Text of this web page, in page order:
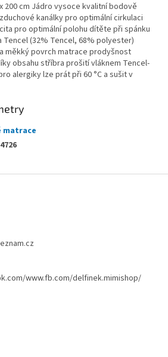
200 cm Jádro vysoce kvalitní bodově
kanálky pro optimální cirkulaci
pro optimální polohu dítěte při spánku
(32% Tencel, 68% polyester)
měkký povrch matrace prodyšnost
obsahu stříbra prošití vláknem Tencel-
alergiky lze prát při 60 °C a sušit v
matrace
www.fb.com/delfinek.mimishop/